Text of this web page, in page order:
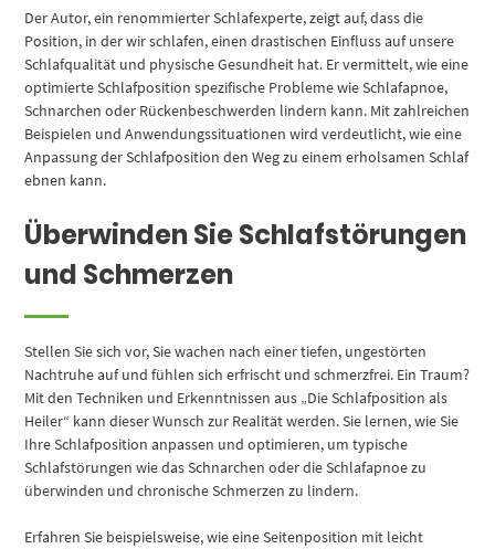
Der Autor, ein renommierter Schlafexperte, zeigt auf, dass die
Position, in der wir schlafen, einen drastischen Einfluss auf unsere
Schlafqualität und physische Gesundheit hat. Er vermittelt, wie eine
optimierte Schlafposition spezifische Probleme wie Schlafapnoe,
Schnarchen oder Rückenbeschwerden lindern kann. Mit zahlreichen
Beispielen und Anwendungssituationen wird verdeutlicht, wie eine
Anpassung der Schlafposition den Weg zu einem erholsamen Schlaf
ebnen kann.
Überwinden Sie Schlafstörungen
und Schmerzen
Stellen Sie sich vor, Sie wachen nach einer tiefen, ungestörten
Nachtruhe auf und fühlen sich erfrischt und schmerzfrei. Ein Traum?
Mit den Techniken und Erkenntnissen aus „Die Schlafposition als
Heiler“ kann dieser Wunsch zur Realität werden. Sie lernen, wie Sie
Ihre Schlafposition anpassen und optimieren, um typische
Schlafstörungen wie das Schnarchen oder die Schlafapnoe zu
überwinden und chronische Schmerzen zu lindern.
Erfahren Sie beispielsweise, wie eine Seitenposition mit leicht